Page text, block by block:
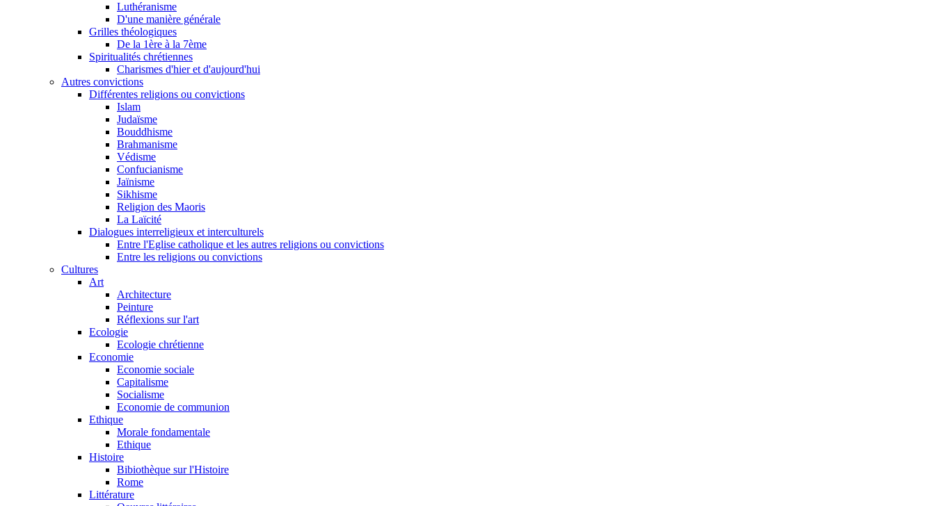
Luthéranisme
D'une manière générale
Grilles théologiques
De la 1ère à la 7ème
Spiritualités chrétiennes
Charismes d'hier et d'aujourd'hui
Autres convictions
Différentes religions ou convictions
Islam
Judaïsme
Bouddhisme
Brahmanisme
Védisme
Confucianisme
Jaïnisme
Sikhisme
Religion des Maoris
La Laïcité
Dialogues interreligieux et interculturels
Entre l'Eglise catholique et les autres religions ou convictions
Entre les religions ou convictions
Cultures
Art
Architecture
Peinture
Réflexions sur l'art
Ecologie
Ecologie chrétienne
Economie
Economie sociale
Capitalisme
Socialisme
Economie de communion
Ethique
Morale fondamentale
Ethique
Histoire
Bibiothèque sur l'Histoire
Rome
Littérature